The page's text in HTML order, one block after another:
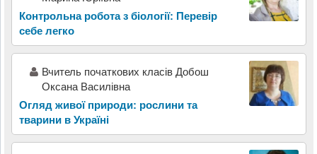
Контрольна робота з біології: Перевір
себе легко
Вчитель початкових класів Добош
Оксана Василівна
Огляд живої природи: рослини та
тварини в Україні